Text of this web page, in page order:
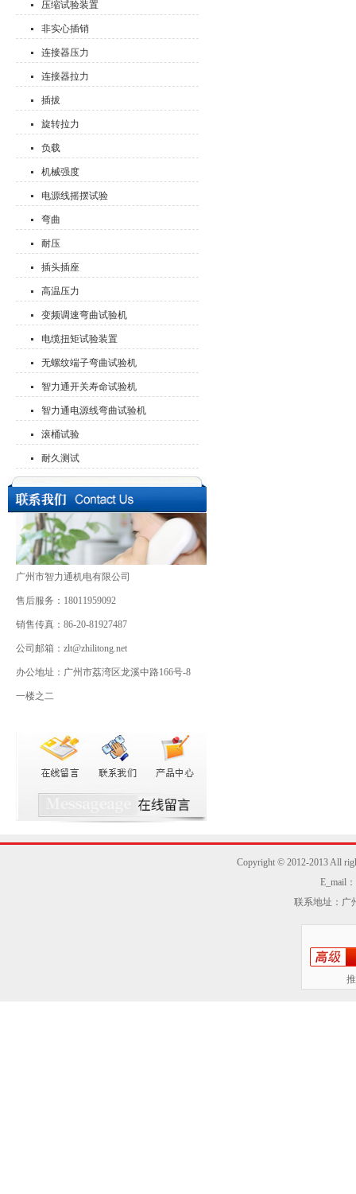
压缩试验装置
非实心插销
连接器压力
连接器拉力
插拔
旋转拉力
负载
机械强度
电源线摇摆试验
弯曲
耐压
插头插座
高温压力
变频调速弯曲试验机
电缆扭矩试验装置
无螺纹端子弯曲试验机
智力通开关寿命试验机
智力通电源线弯曲试验机
滚桶试验
耐久测试
广州市智力通机电有限公司
售后服务：18011959092
销售传真：86-20-81927487
公司邮箱：zlt@zhilitong.net
办公地址：广州市荔湾区龙溪中路166号-8
一楼之二
Copyright © 2012-2013 All
E_mail
联系地址：广